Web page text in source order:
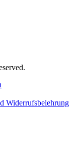
Widerrufsbelehrung